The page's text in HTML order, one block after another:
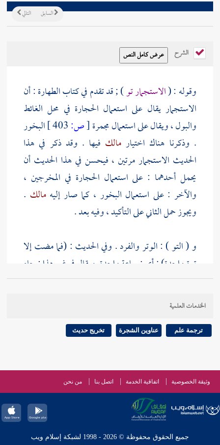
التالي السابق
الشرح
وقوله : (الاستجمار تو) ; قد تقدم في كتاب الطهارة : أن
الاستجمار يقال على استعمال الحجارة في محل الغائط
والبول ، ويقال على استعمال مجمرة[ص:
البخور
. وذكرنا هناك اختيار مالك فيها . وقد ذكر في هذا
الحديث الاستجمار مرتين ، فيحسن في هذا الحديث أن
يحمل أحدهما : على استعمال الحجارة في المخرجين ،
والآخر : على استعمال البخور ، كما صار إليهمالك .
ويجوز حمل الثاني على التأكيد ، وفيه بعد .
و ( التو ) : الوتر والفرد . وفي الحديث : (فما مضت إلا
توة واحدة) ; أي : ساعة واحدة. ويقال في غير هذا : جاء
فلان توا ; أي : قاصدا لا يعرج على شيء . ولا خلاف في
وجوب
واختلف في الاستنجاء على ما مضى.الخدمات العلمية
ترجمة علم عناوين الشجرة تخريج حديث
وثيقة الخصوصية اتفاقية الخدمة اتصل بنا من نحن
جميع الحقوق محفوظة © 2026 - 1998 لشبكة إسلام ويب